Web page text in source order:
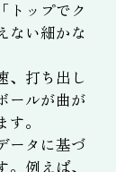
トップでク
ない細かな
、打ち出し
ールが曲が
。
ータに基づ
例えば、